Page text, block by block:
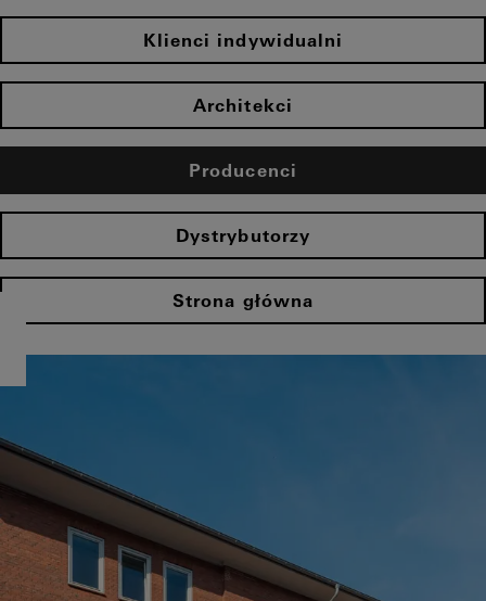
Klienci indywidualni
Architekci
Producenci
Dystrybutorzy
Strona główna